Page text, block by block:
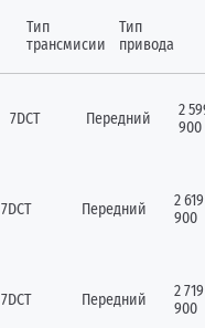
Тип
трансмисии
Тип
привода
7DCT Передний
2
900
7DCT Передний
2 619
900
7DCT Передний
2 719
900